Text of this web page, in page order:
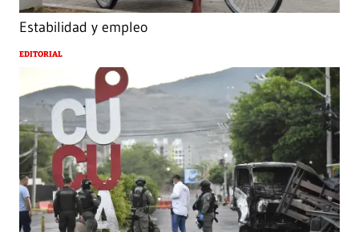
Estabilidad y empleo
EDITORIAL